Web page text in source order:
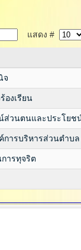
แสดง #
จ
องเรียน
ส่วนตนและประโยช
ารบริหารส่วนตำบล
การทุจริต